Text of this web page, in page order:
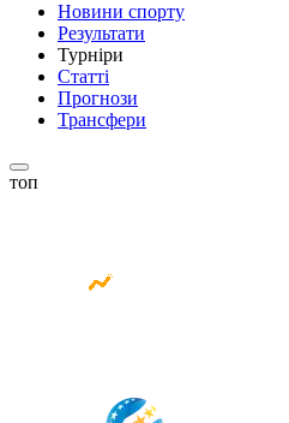
Новини спорту
Результати
Турніри
Статті
Прогнози
Трансфери
топ